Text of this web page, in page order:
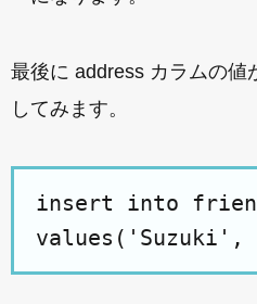
最後に address カラムの値
してみます。
insert into
values('Suzuki',